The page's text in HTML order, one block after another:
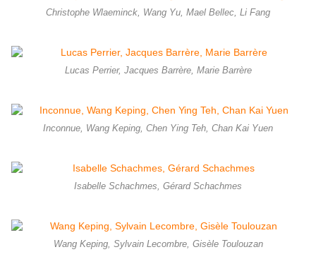
Christophe Wlaeminck, Wang Yu, Mael Bellec, Li Fang
Lucas Perrier, Jacques Barrère, Marie Barrère
Inconnue, Wang Keping, Chen Ying Teh, Chan Kai Yuen
Isabelle Schachmes, Gérard Schachmes
Wang Keping, Sylvain Lecombre, Gisèle Toulouzan